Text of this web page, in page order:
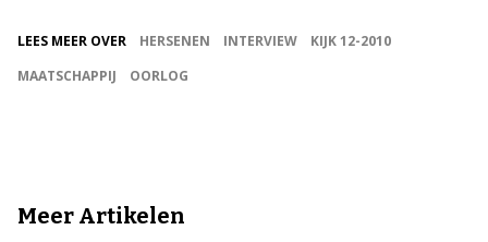
LEES MEER OVER HERSENEN INTERVIEW
KIJK 12-2010
MAATSCHAPPIJ
OORLOG
Meer Artikelen